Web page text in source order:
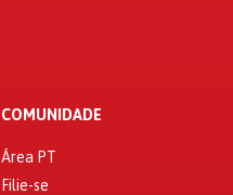
COMUNIDADE
Área PT
Filie-se